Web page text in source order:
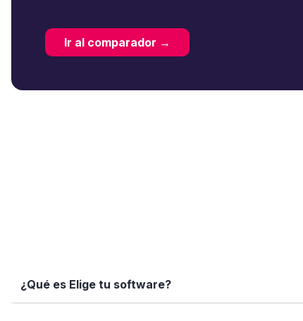
Ir al comparador →
¿Qué es Elige tu software?